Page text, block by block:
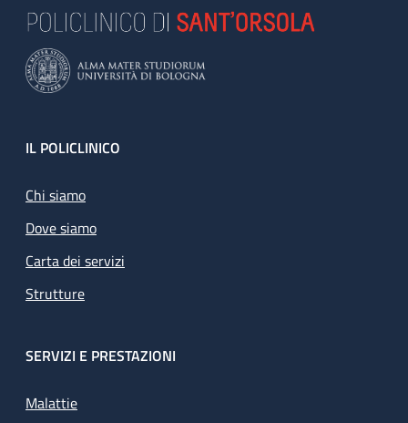
Footer
IL POLICLINICO
Chi siamo
Dove siamo
Carta dei servizi
Strutture
SERVIZI E PRESTAZIONI
Malattie